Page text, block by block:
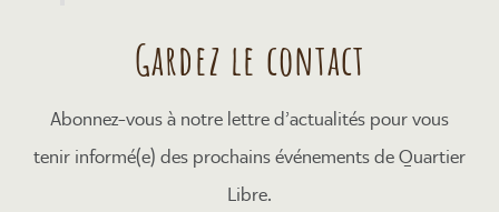
Gardez le contact
Abonnez-vous à notre lettre d’actualités pour vous
tenir informé(e) des prochains événements de Quartier
Libre.